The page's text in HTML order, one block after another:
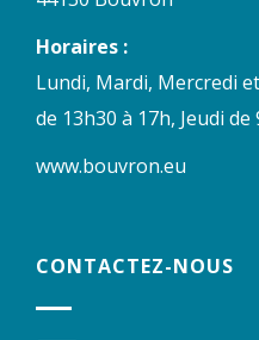
Horaires :
Lundi, Mardi, Mercredi
de 13h30 à 17h, Jeudi de
www.bouvron.eu
CONTACTEZ-NOUS